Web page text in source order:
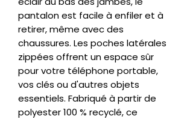
pantalon est facile à enfiler et à
retirer, même avec des
chaussures. Les poches latérales
zippées offrent un espace sûr
pour votre téléphone portable,
vos clés ou d'autres objets
essentiels. Fabriqué à partir de
polyester 100 % recyclé, ce